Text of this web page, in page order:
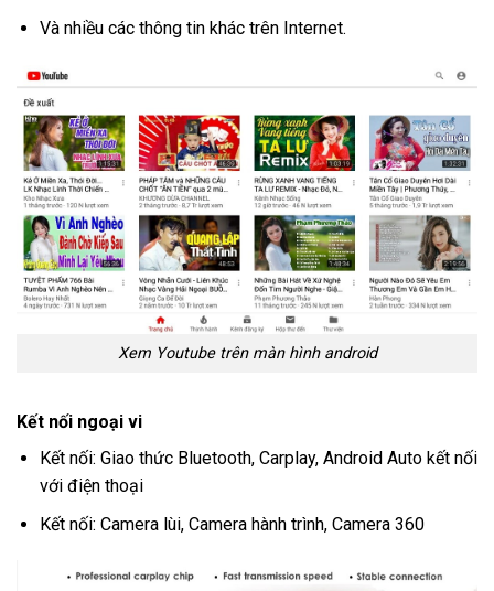
Và nhiều các thông tin khác trên Internet.
Xem Youtube trên màn hình android
Kết nối ngoại vi
Kết nối: Giao thức Bluetooth, Carplay, Android Auto kết nối
với điện thoại
Kết nối: Camera lùi, Camera hành trình, Camera 360